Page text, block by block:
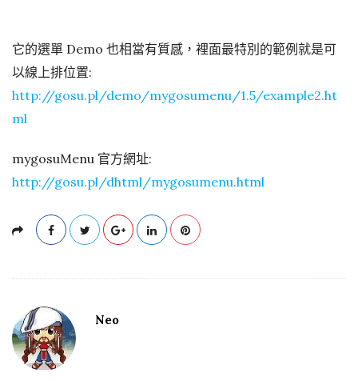
它的選單 Demo 也相當有質感，裡面最特別的範例就是可
以線上排位置:
http://gosu.pl/demo/mygosumenu/1.5/example2.ht
ml
mygosuMenu 官方網址:
http://gosu.pl/dhtml/mygosumenu.html
Neo